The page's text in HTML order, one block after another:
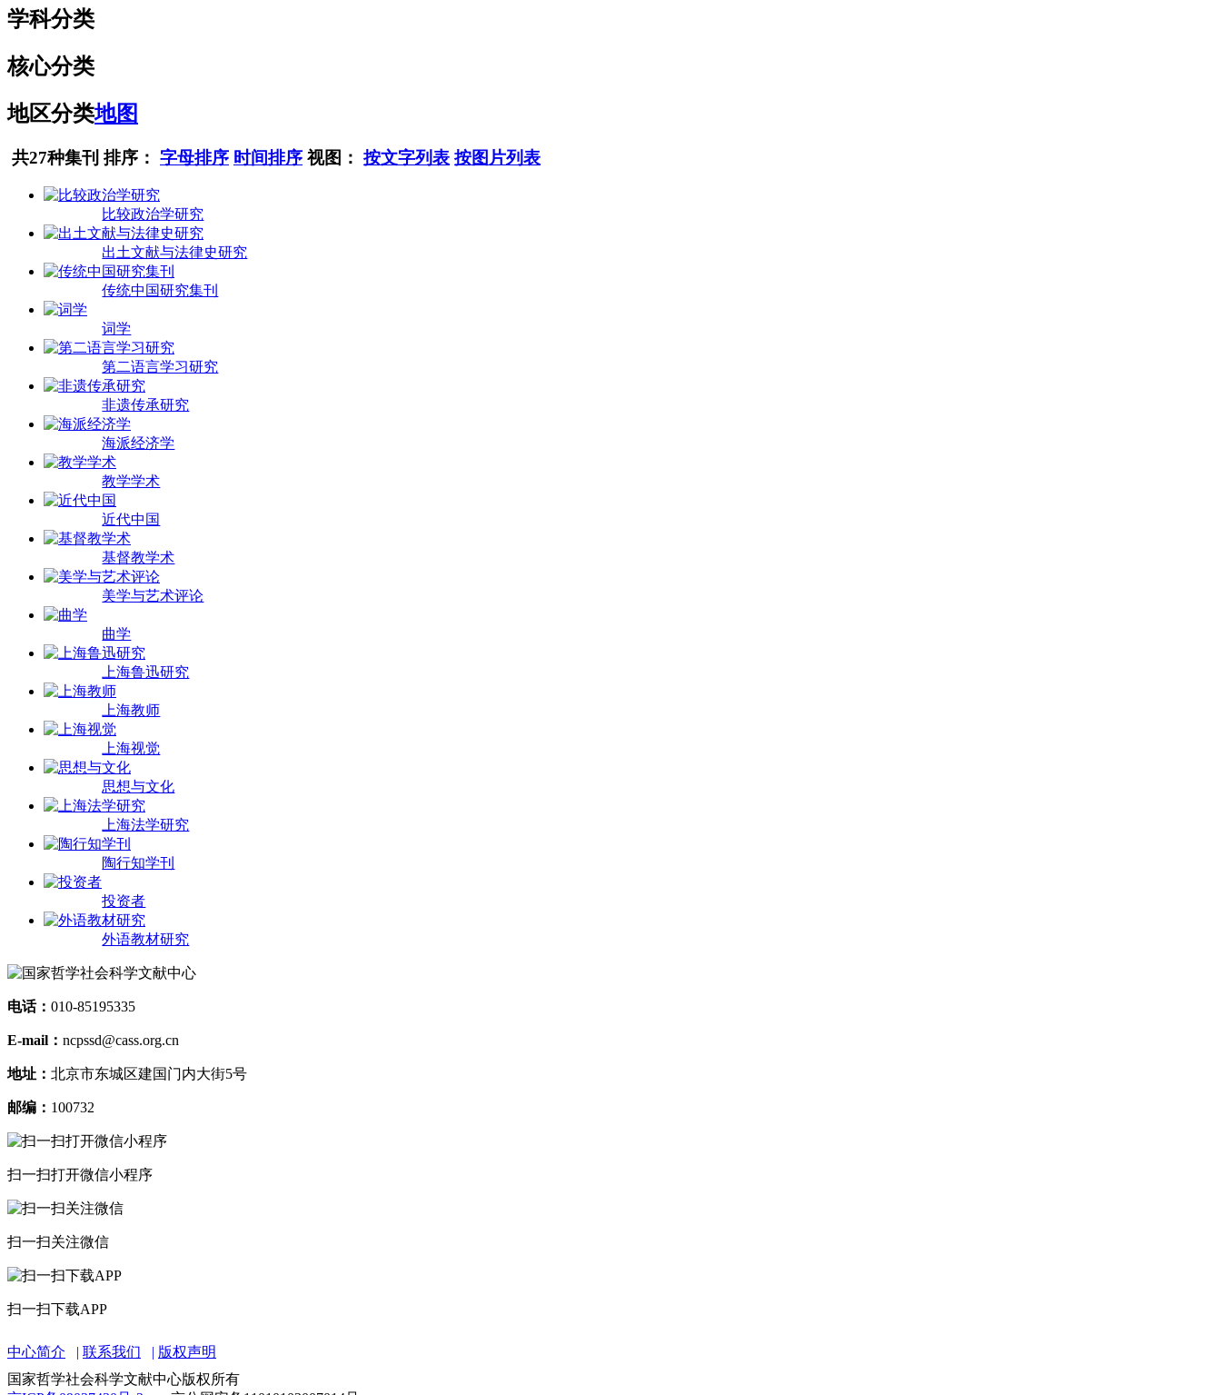
学科分类
核心分类
地区分类地图
共27种集刊 排序： 字母排序 时间排序 视图： 按文字列表 按图片列表
比较政治学研究
出土文献与法律史研究
传统中国研究集刊
词学
第二语言学习研究
非遗传承研究
海派经济学
教学学术
近代中国
基督教学术
美学与艺术评论
曲学
上海鲁迅研究
上海教师
上海视觉
思想与文化
上海法学研究
陶行知学刊
投资者
外语教材研究
电话： 010-85195335
E-mail： ncpssd@cass.org.cn
地址： 北京市东城区建国门内大街5号
邮编： 100732
扫一扫打开微信小程序
扫一扫关注微信
扫一扫下载APP
中心简介 联系我们
版权声明
国家哲学社会科学文献中心版权所有